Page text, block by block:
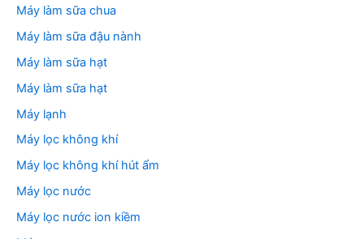
Máy làm sữa chua
Máy làm sữa đậu nành
Máy làm sữa hạt
Máy làm sữa hạt
Máy lạnh
Máy lọc không khí
Máy lọc không khí hút ẩm
Máy lọc nước
Máy lọc nước ion kiềm